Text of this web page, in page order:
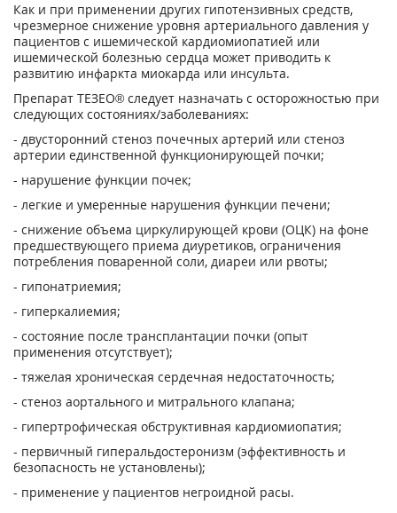
Как и при применении других гипотензивных средств,
чрезмерное снижение уровня артериального давления у
пациентов с ишемической кардиомиопатией или
ишемической болезнью сердца может приводить к
развитию инфаркта миокарда или инсульта.
Препарат ТЕЗЕО® следует назначать с осторожностью при
следующих состояниях/заболеваниях:
- двусторонний стеноз почечных артерий или стеноз
артерии единственной функционирующей почки;
- нарушение функции почек;
- легкие и умеренные нарушения функции печени;
- снижение объема циркулирующей крови (ОЦК) на фоне
предшествующего приема диуретиков, ограничения
потребления поваренной соли, диареи или рвоты;
- гипонатриемия;
- гиперкалиемия;
- состояние после трансплантации почки (опыт
применения отсутствует);
- тяжелая хроническая сердечная недостаточность;
- стеноз аортального и митрального клапана;
- гипертрофическая обструктивная кардиомиопатия;
- первичный гиперальдостеронизм (эффективность и
безопасность не установлены);
- применение у пациентов негроидной расы.